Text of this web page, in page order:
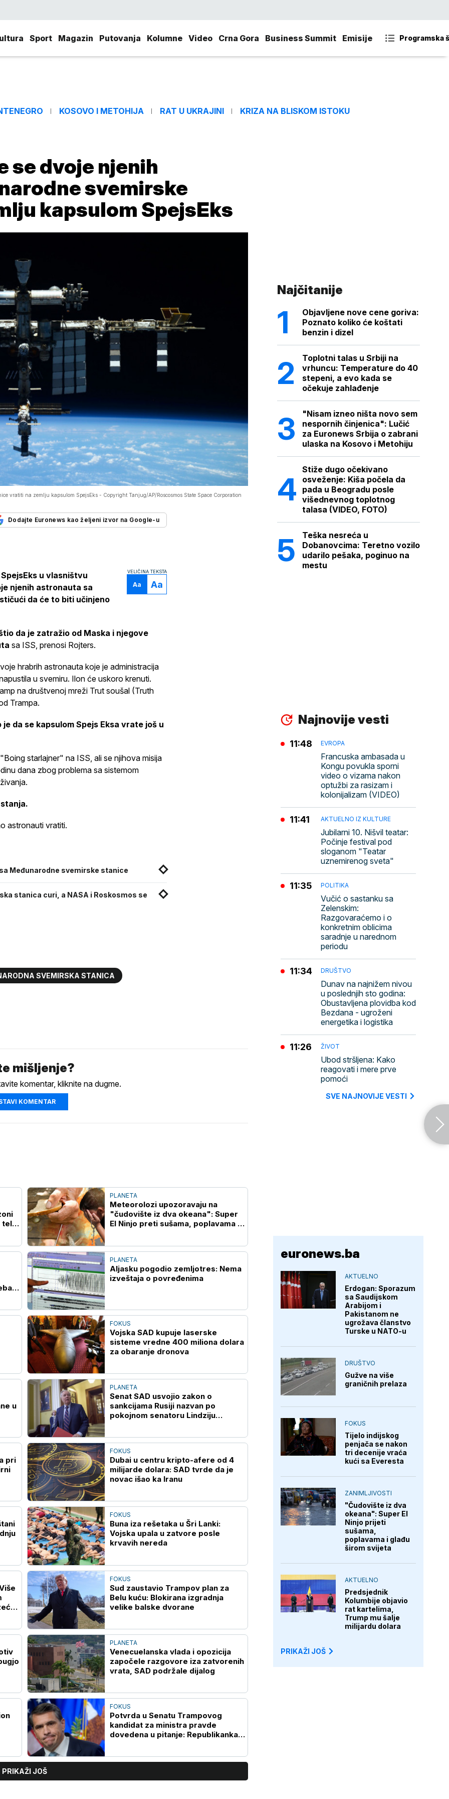
Sport Magazin Putovanja Kolumne Video Crna Gora Business Summit Emisije Programska
KOSOVO I METOHIJA RAT U UKRAJINI KRIZA NA BLISKOM ISTOKU
se dvoje njenih
svemirske
kapsulom SpejsEks
vratiti na zemlju kapsulom SpejsEks - Copyright Tanjug/AP/Roscosmos State Space Corporation
Dodajte Euronews kao željeni izvor na Google-u
VELIČINA TEKSTA
Aa Aa
u vlasništvu
njenih astronauta sa
da će to biti učinjeno
da je zatražio od Maska i njegove
sa ISS, prenosi Rojters.
hrabrih astronauta koje je administracija
u svemiru. Ilon će uskoro krenuti.
na društvenoj mreži Trut soušal (Truth
Trampa.
da se kapsulom Spejs Eksa vrate još u
starlajner" na ISS, ali se njihova misija
dana zbog problema sa sistemom
astronauti vratiti.
Međunarodne svemirske stanice
stanica curi, a NASA i Roskosmos se
SVEMIRSKA STANICA
mišljenje?
komentar, kliknite na dugme.
KOMENTAR
telo
PLANETA
Meteorolozi upozoravaju na
"čudovište iz dva okeana": Super
El Ninjo preti sušama, poplavama i
PLANETA
Aljasku pogodio zemljotres: Nema
izveštaja o povređenima
FOKUS
Vojska SAD kupuje laserske
sisteme vredne 400 miliona dolara
za obaranje dronova
u
PLANETA
Senat SAD usvojio zakon o
sankcijama Rusiji nazvan po
pokojnom senatoru Lindziju
pri
FOKUS
Dubai u centru kripto-afere od 4
milijarde dolara: SAD tvrde da je
novac išao ka Iranu
FOKUS
Buna iza rešetaka u Šri Lanki:
Vojska upala u zatvore posle
krvavih nereda
FOKUS
Sud zaustavio Trampov plan za
Belu kuću: Blokirana izgradnja
velike balske dvorane
PLANETA
Venecuelanska vlada i opozicija
započele razgovore iza zatvorenih
vrata, SAD podržale dijalog
FOKUS
Potvrda u Senatu Trampovog
kandidat za ministra pravde
dovedena u pitanje: Republikanka
PRIKAŽI JOŠ
Najčitanije
Objavljene nove cene goriva:
Poznato koliko će koštati
benzin i dizel
Toplotni talas u Srbiji na
vrhuncu: Temperature do 40
stepeni, a evo kada se
očekuje zahlađenje
"Nisam izneo ništa novo sem
nespornih činjenica": Lučić
za Euronews Srbija o zabrani
ulaska na Kosovo i Metohiju
Stiže dugo očekivano
osveženje: Kiša počela da
pada u Beogradu posle
višednevnog toplotnog
talasa (VIDEO, FOTO)
Teška nesreća u
Dobanovcima: Teretno vozilo
udarilo pešaka, poginuo na
mestu
Najnovije vesti
EVROPA
Francuska ambasada u
Kongu povukla sporni
video o vizama nakon
optužbi za rasizam i
kolonijalizam (VIDEO)
11:48
AKTUELNO IZ KULTURE
Jubilarni 10. Nišvil teatar:
Počinje festival pod
sloganom "Teatar
uznemirenog sveta"
11:41
POLITIKA
Vučić o sastanku sa
Zelenskim:
Razgovaraćemo i o
konkretnim oblicima
saradnje u narednom
periodu
11:35
DRUŠTVO
Dunav na najnižem nivou
u poslednjih sto godina:
Obustavljena plovidba kod
Bezdana - ugroženi
energetika i logistika
11:34
ŽIVOT
Ubod stršljena: Kako
reagovati i mere prve
pomoći
11:26
SVE NAJNOVIJE VESTI
euronews.ba
AKTUELNO
Erdogan: Sporazum
sa Saudijskom
Arabijom i
Pakistanom ne
ugrožava članstvo
Turske u NATO-u
DRUŠTVO
Gužve na više
graničnih prelaza
FOKUS
Tijelo indijskog
penjača se nakon
tri decenije vraća
kući sa Everesta
ZANIMLJIVOSTI
"Čudovište iz dva
okeana": Super El
Ninjo prijeti
sušama,
poplavama i glađu
širom svijeta
AKTUELNO
Predsjednik
Kolumbije objavio
rat kartelima,
Trump mu šalje
milijardu dolara
PRIKAŽI JOŠ